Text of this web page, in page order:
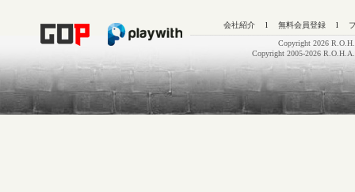
会社紹介 l 無料会員登録 l
Copyright 2026
Copyright 2005-2026